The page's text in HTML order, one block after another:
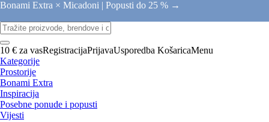
Bonami Extra × Micadoni | Popusti do 25 % →
10 € za vasRegistracijaPrijavaUsporedba KošaricaMenu
Kategorije
Prostorije
Bonami Extra
Inspiracija
Posebne ponude i popusti
Vijesti